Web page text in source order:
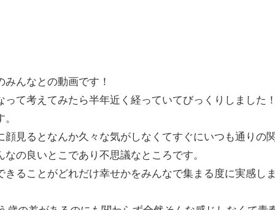
んなとの動画です！
って考えてみたら半年近く経っていてびっくりしました
顔見るとなんか久々な気がしなくてすぐにいつも通りの
の良いとこであり不思議なところです。
きることがどれだけ幸せかをみんなで集まる度に実感し